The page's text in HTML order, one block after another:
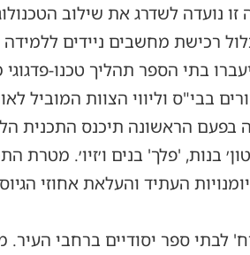
ולהתאימה לאתגרים של המאה ה-21. יוזמה זו נועדה
בתי הספר תהליך טכנו-
בבי"ס וליווי הצוות המוביל
בפעם הראשונה תיכנס התכנית
בנות, 'פלך' בנים ו׳זיו׳. מטרת
העתיד והעלאת אחוזי
לבתי ספר יסודיים ברחבי העיר.